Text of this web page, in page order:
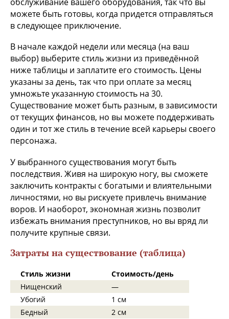
можете быть готовы, когда придется отправляться
в следующее приключение.
В начале каждой недели или месяца (на ваш
выбор) выберите стиль жизни из приведённой
ниже таблицы и заплатите его стоимость. Цены
указаны за день, так что при оплате за месяц
умножьте указанную стоимость на 30.
Существование может быть разным, в зависимости
от текущих финансов, но вы можете поддерживать
один и тот же стиль в течение всей карьеры своего
персонажа.
У выбранного существования могут быть
последствия. Живя на широкую ногу, вы сможете
заключить контракты с богатыми и влиятельными
личностями, но вы рискуете привлечь внимание
воров. И наоборот, экономная жизнь позволит
избежать внимания преступников, но вы вряд ли
получите крупные связи.
Затраты на существование (таблица)
Стиль жизни
Стоимость/день
Нищенский
—
Убогий
1 см
Бедный
2 см